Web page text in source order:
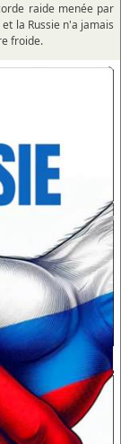
raide menée par
la Russie n'a jamais
froide.